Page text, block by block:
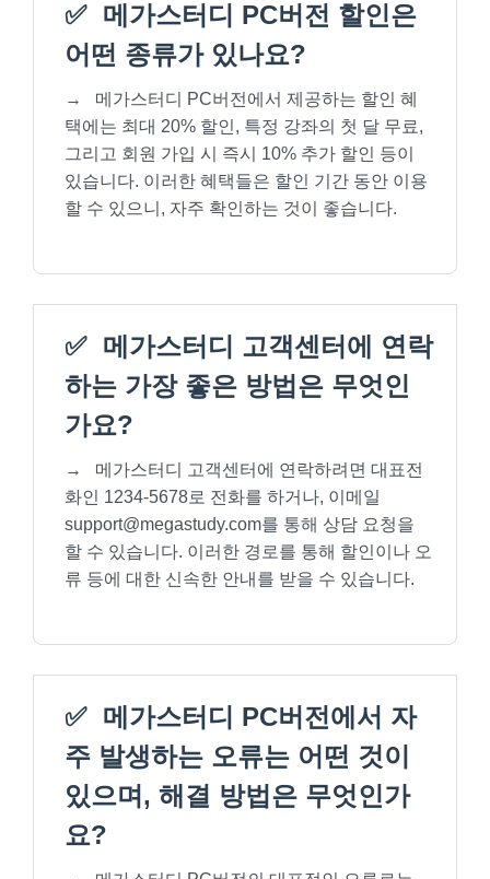
✅ 메가스터디 PC버전 할인은
어떤 종류가 있나요?
→
메가스터디 PC버전에서 제공하는 할인 혜
택에는 최대 20% 할인, 특정 강좌의 첫 달 무료,
그리고 회원 가입 시 즉시 10% 추가 할인 등이
있습니다. 이러한 혜택들은 할인 기간 동안 이용
할 수 있으니, 자주 확인하는 것이 좋습니다.
✅ 메가스터디 고객센터에 연락
하는 가장 좋은 방법은 무엇인
가요?
→
메가스터디 고객센터에 연락하려면 대표전
화인 1234-5678로 전화를 하거나, 이메일
support@megastudy.com를 통해 상담 요청을
할 수 있습니다. 이러한 경로를 통해 할인이나 오
류 등에 대한 신속한 안내를 받을 수 있습니다.
✅ 메가스터디 PC버전에서 자
주 발생하는 오류는 어떤 것이
있으며, 해결 방법은 무엇인가
요?